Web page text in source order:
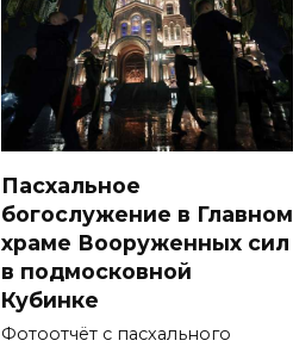
Пасхальное
богослужение в Главном
храме Вооруженных сил
в подмосковной
Кубинке
Фотоотчёт с пасхального